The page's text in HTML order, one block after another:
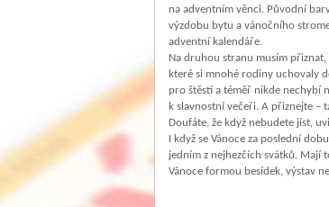
na adventním věnci. Původní
výzdobu bytu a vánočního
adventní kalendáře.
Na druhou stranu musím přiznat,
které si mnohé rodiny uchovaly
pro štěstí a téměř nikde nechybí
k slavnostní večeři. A přiznejte
Doufáte, že když nebudete jíst,
I když se Vánoce za poslední
jedním z nejhezčích svátků. Mají
Vánoce formou besídek, výstav